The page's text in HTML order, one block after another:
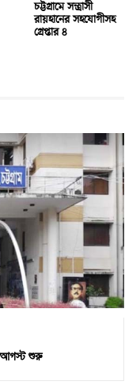
চট্টগ্রামে সন্ত্রাসী
রায়হানের সহযোগীসহ
গ্রেপ্তার ৪
আগস্ট শুরু